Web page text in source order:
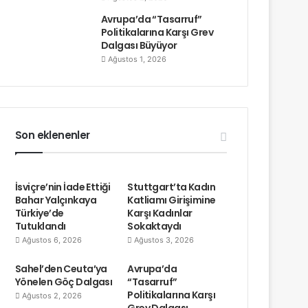
Avrupa’da “Tasarruf”
Politikalarına Karşı Grev
Dalgası Büyüyor
Ağustos 1, 2026
Son eklenenler
İsviçre’nin İade Ettiği
Bahar Yalçınkaya
Türkiye’de
Tutuklandı
Ağustos 6, 2026
Stuttgart’ta Kadın
Katliamı Girişimine
Karşı Kadınlar
Sokaktaydı
Ağustos 3, 2026
Sahel’den Ceuta’ya
Yönelen Göç Dalgası
Ağustos 2, 2026
Avrupa’da
“Tasarruf”
Politikalarına Karşı